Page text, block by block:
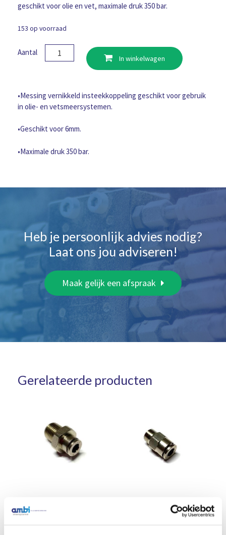
geschikt voor olie en vet, maximale druk 350 bar.
153 op voorraad
Aantal
Rechte
insteekkoppeling
M8x1
aantal
In winkelwagen
•Messing vernikkeld insteekkoppeling geschikt voor gebruik
in olie- en vetsmeersystemen.
•Geschikt voor 6mm.
•Maximale druk 350 bar.
Heb je persoonlijk advies nodig?
Laat ons jou adviseren!
Maak gelijk een afspraak
Gerelateerde producten
Rechte insteekkoppeling 6
R1/4
Rechte insteekkoppeling